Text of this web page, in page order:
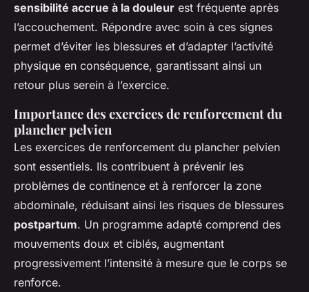
sensibilité accrue à la douleur est fréquente après
l’accouchement. Répondre avec soin à ces signes
permet d’éviter les blessures et d’adapter l’activité
physique en conséquence, garantissant ainsi un
retour plus serein à l’exercice.
Importance des exercices de renforcement du
plancher pelvien
Les exercices de renforcement du plancher pelvien
sont essentiels. Ils contribuent à prévenir les
problèmes de continence et à renforcer la zone
abdominale, réduisant ainsi les risques de blessures
postpartum. Un programme adapté comprend des
mouvements doux et ciblés, augmentant
progressivement l’intensité à mesure que le corps se
renforce.